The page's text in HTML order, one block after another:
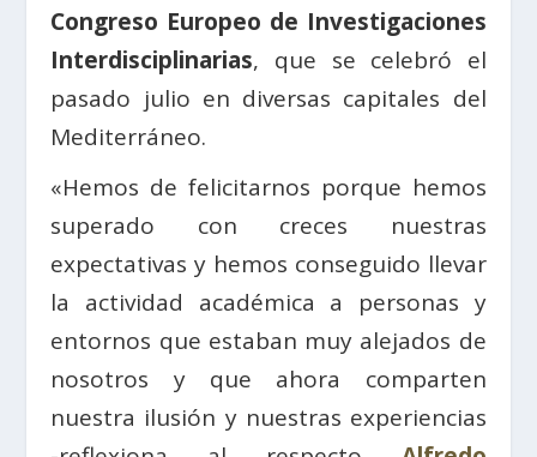
Congreso Europeo de Investigaciones
Interdisciplinarias, que se celebró el
pasado julio en diversas capitales del
Mediterráneo.
«Hemos de felicitarnos porque hemos
superado con creces nuestras
expectativas y hemos conseguido llevar
la actividad académica a personas y
entornos que estaban muy alejados de
nosotros y que ahora comparten
nuestra ilusión y nuestras experiencias